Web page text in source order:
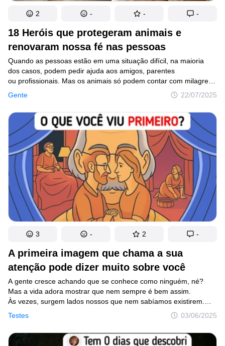
18 Heróis que protegeram animais e
renovaram nossa fé nas pessoas
Gente 22/07/2025
Quando as pessoas estão em uma situação difícil, na maioria
dos casos, podem pedir ajuda aos amigos, parentes
ou profissionais. Mas os animais só podem contar com milagres,
e esses milagres, na forma de pessoas, muitas vezes ajudam
eles. Gostaríamos de apertar a mão das pessoas desta
compilação que não passaram direto diante de quem precisava:
elas ajudaram animais a recuperar a saúde, deram a eles uma
chance de correr novamente e os tiraram de armadilhas.
2 - - -
A primeira imagem que chama a sua
atenção pode dizer muito sobre você
Testes 03/06/2025
A gente cresce achando que se conhece como ninguém, né?
Mas a vida adora mostrar que nem sempre é bem assim.
Às vezes, surgem lados nossos que nem sabíamos existirem.
Pensando nisso, preparamos um teste visual super divertido para
escondidinhas aí.
3 - 2 -